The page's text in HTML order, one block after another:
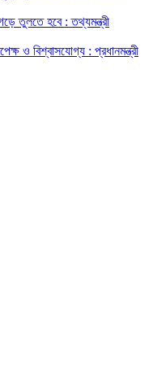
গড়ে তুলতে হবে : তথ্যমন্ত্রী
ও বিশ্বাসযোগ্য : প্রধানমন্ত্রী